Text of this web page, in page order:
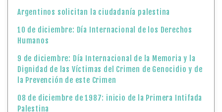
Argentinos solicitan la ciudadanía palestina
10 de diciembre: Día Internacional de los Derechos
Humanos
9 de diciembre: Día Internacional de la Memoria y la
Dignidad de las Víctimas del Crimen de Genocidio y de
la Prevención de este Crimen
08 de diciembre de 1987: inicio de la Primera Intifada
Palestina